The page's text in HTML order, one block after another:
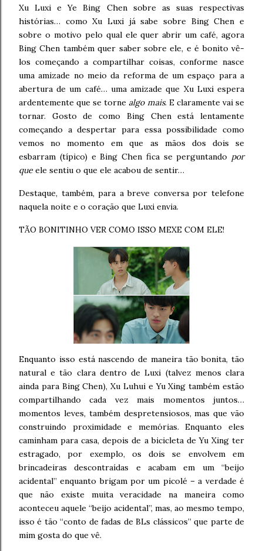
Xu Luxi e Ye Bing Chen sobre as suas respectivas
histórias… como Xu Luxi já sabe sobre Bing Chen e
sobre o motivo pelo qual ele quer abrir um café, agora
Bing Chen também quer saber sobre ele, e é bonito vê-
los começando a compartilhar coisas, conforme nasce
uma amizade no meio da reforma de um espaço para a
abertura de um café… uma amizade que Xu Luxi espera
ardentemente que se tornealgo mais. E claramente vai se
tornar. Gosto de como Bing Chen está lentamente
começando a despertar para essa possibilidade como
vemos no momento em que as mãos dos dois se
esbarram (típico) e Bing Chen fica se perguntando por
que ele sentiu o que ele acabou de sentir…
Destaque, também, para a breve conversa por telefone
naquela noite e o coração que Luxi envia.
TÃO BONITINHO VER COMO ISSO MEXE COM ELE!
Enquanto isso está nascendo de maneira tão bonita, tão
natural e tão clara dentro de Luxi (talvez menos clara
ainda para Bing Chen), Xu Luhui e Yu Xing também estão
compartilhando cada vez mais momentos juntos…
momentos leves, também despretensiosos, mas que vão
construindo proximidade e memórias. Enquanto eles
caminham para casa, depois de a bicicleta de Yu Xing ter
estragado, por exemplo, os dois se envolvem em
brincadeiras descontraídas e acabam em um “beijo
acidental” enquanto brigam por um picolé – a verdade é
que não existe muita veracidade na maneira como
aconteceu aquele “beijo acidental”, mas, ao mesmo tempo,
isso é tão “conto de fadas de BLs clássicos” que parte de
mim gosta do que vê.